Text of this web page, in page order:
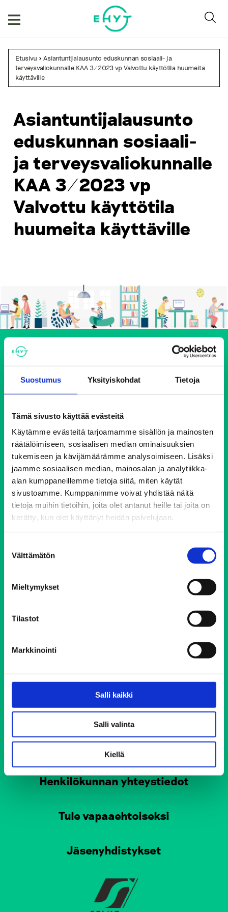
Suostumus Yksityiskohdat Tietoja
Tämä sivusto käyttää evästeitä
Käytämme evästeitä tarjoamamme sisällön ja mainosten
räätälöimiseen, sosiaalisen median ominaisuuksien
tukemiseen ja kävijämäärämme analysoimiseen. Lisäksi
jaamme sosiaalisen median, mainosalan ja analytiikka-
alan kumppaneillemme tietoja siitä, miten käytät
sivustoamme. Kumppanimme voivat yhdistää näitä
tietoja muihin tietoihin, joita olet antanut heille tai joita on
kerätty, kun olet käyttänyt heidän palvelujaan.
valinta
Välttämätön
Mieltymykset
Tilastot
Markkinointi
Salli kaikki
Salli valinta
Kiellä
Etusivu > Asiantuntijalausunto eduskunnan sosiaali- ja
terveysvaliokunnalle KAA 3/2023 vp Valvottu käyttötila huumeita
käyttäville
Asiantuntijalausunto
eduskunnan sosiaali-
ja terveysvaliokunnalle
KAA 3/2023 vp
Valvottu käyttötila
huumeita käyttäville
Ehkäisevä päihdetyö EHYT ry
Keskustoimisto
Elimäenkatu 17-19
00510 Helsinki
ehyt@ehyt.fi
Aluetoimistot>>
Päihdeneuvonta
Avoinna 24/7 vuoden jokaisena päivänä
Lahden Elokolo
Tampereen Elokolo
Turun Elokolo
Pirkkalan Elokolo
Vinkkejä arjen haastaviin tilanteisiin
Henkilökunnan yhteystiedot
Tule vapaaehtoiseksi
Jäsenyhdistykset